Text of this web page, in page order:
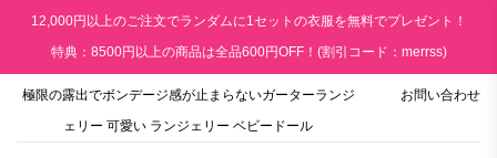
12,000円以上のご注文でランダムに1セットの衣服を無料でプレゼント！
特典：8500円以上の商品は全品600円OFF！(割引コード：merrss)
極限の露出でボンデージ感が止まらないガーターランジ
ェリー 可愛い ランジェリー ベビードール
お問い合わせ